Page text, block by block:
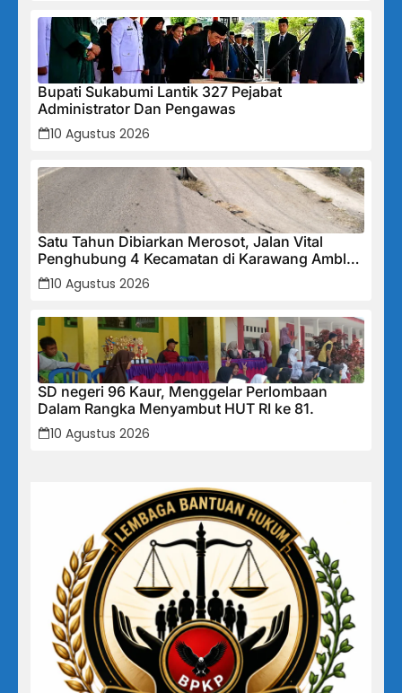
Bupati Sukabumi Lantik 327 Pejabat
Administrator Dan Pengawas
10 Agustus 2026
Satu Tahun Dibiarkan Merosot, Jalan Vital
Penghubung 4 Kecamatan di Karawang Amblas
50 CM: PUPR Dinilai Abai, Warga Waswas
Menanti Musim Hujan
10 Agustus 2026
SD negeri 96 Kaur, Menggelar Perlombaan
Dalam Rangka Menyambut HUT RI ke 81.
10 Agustus 2026